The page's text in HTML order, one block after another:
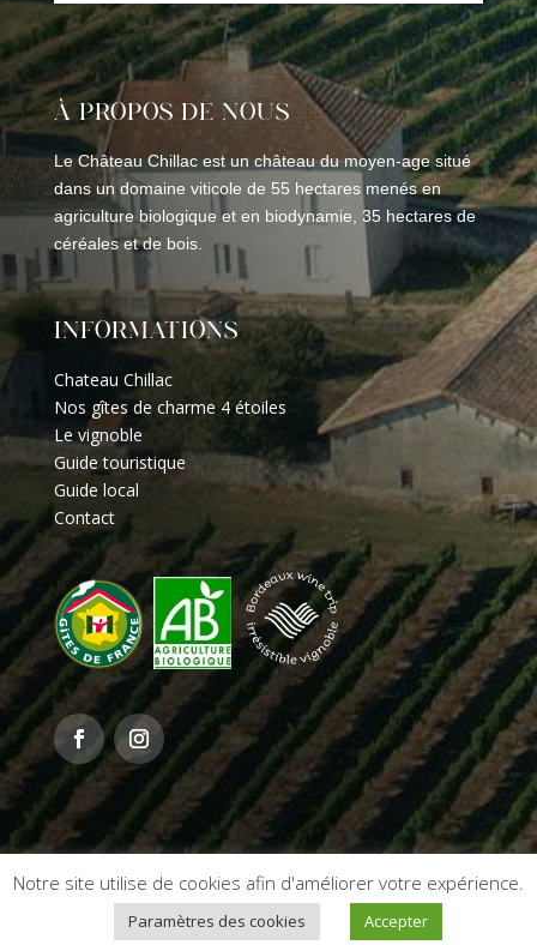
À PROPOS DE NOUS
Le Château Chillac est un château du moyen-age situé
dans un domaine viticole de 55 hectares menés en
agriculture biologique et en biodynamie, 35 hectares de
céréales et de bois.
INFORMATIONS
Chateau Chillac
Nos gîtes de charme 4 étoiles
Le vignoble
Guide touristique
Guide local
Contact
Mentions légales & politique de confidentialité–Une
réalisationAmbition Digital
Notre site utilise de cookies afin d'améliorer votre expérience.
Paramètres des cookies Accepter